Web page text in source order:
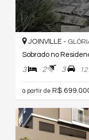
JOINVILLE -
Sobrado no
3 2 3
a partir de R$